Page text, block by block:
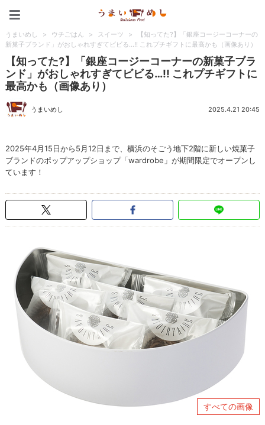
うまいめし > ウチごはん > スイーツ >
【知ってた?】「銀座コージーコーナーの
新菓子ブランド」がおしゃれすぎてビビる…!! これプチギフトに最高かも（画像あり）
【知ってた?】「銀座コージーコーナーの新菓子ブラ
ンド」がおしゃれすぎてビビる…!! これプチギフトに
最高かも（画像あり）
うまいめし 2025.4.21 20:45
2025年4月15日から5月12日まで、横浜のそごう地下2階に新しい焼菓子
ブランドのポップアップショップ「wardrobe」が期間限定でオープンし
ています！
すべての画像